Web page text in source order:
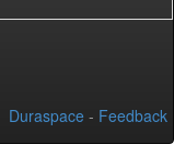
Duraspace - Feedback